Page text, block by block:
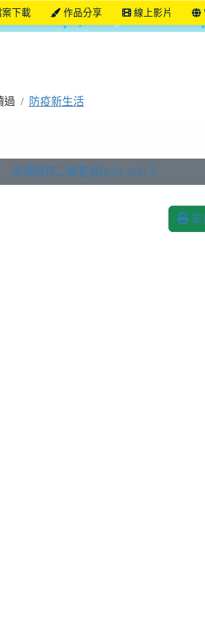
案下載 作品分享 線上影片
過 防疫新生活
全國維持二級警戒(8/24~9/6)
友